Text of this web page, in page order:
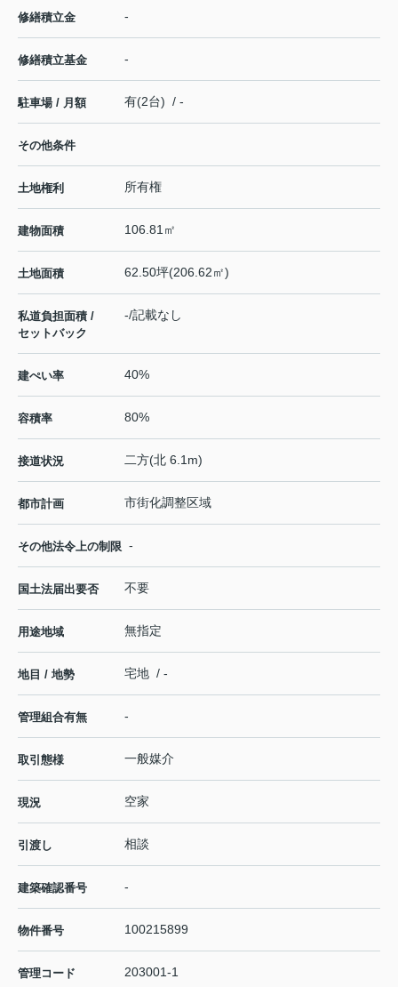
修繕積立金 -
修繕積立基金 -
駐車場 / 月額 有(2台) / -
その他条件
土地権利 所有権
建物面積 106.81㎡
土地面積 62.50坪(206.62㎡)
私道負担面積 /
セットバック
-/記載なし
建ぺい率 40%
容積率 80%
接道状況 二方(北 6.1m)
都市計画 市街化調整区域
その他法令上の制限 -
国土法届出要否 不要
用途地域 無指定
地目 / 地勢 宅地 / -
管理組合有無 -
取引態様 一般媒介
現況 空家
引渡し 相談
建築確認番号 -
物件番号 100215899
管理コード 203001-1